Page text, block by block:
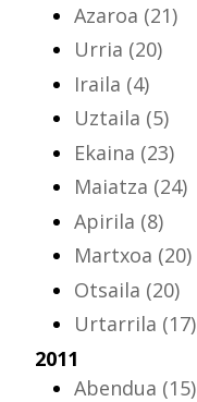
Azaroa (21)
Urria (20)
Iraila (4)
Uztaila (5)
Ekaina (23)
Maiatza (24)
Apirila (8)
Martxoa (20)
Otsaila (20)
Urtarrila (17)
2011
Abendua (15)